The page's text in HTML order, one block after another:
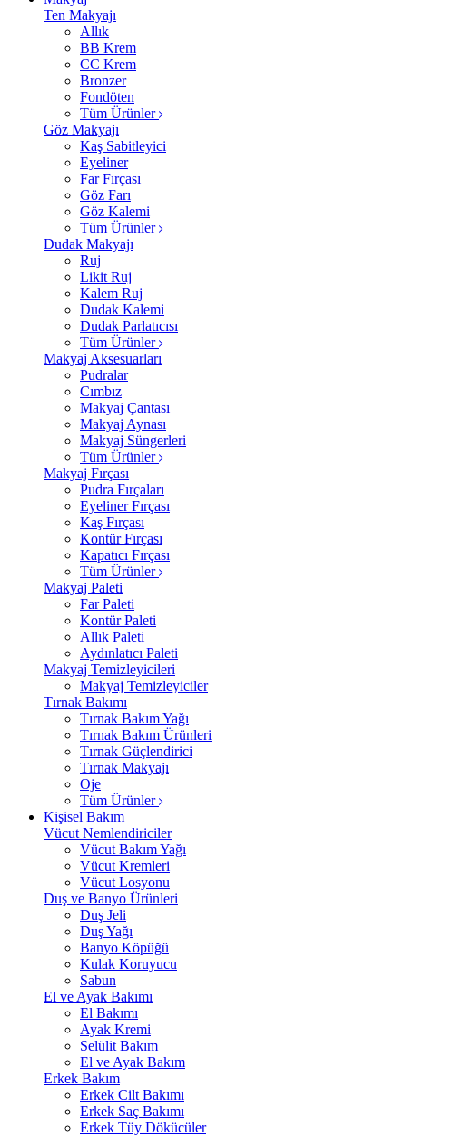
Ten Makyajı
Allık
BB Krem
CC Krem
Bronzer
Fondöten
Tüm Ürünler
Göz Makyajı
Kaş Sabitleyici
Eyeliner
Far Fırçası
Göz Farı
Göz Kalemi
Tüm Ürünler
Dudak Makyajı
Ruj
Likit Ruj
Kalem Ruj
Dudak Kalemi
Dudak Parlatıcısı
Tüm Ürünler
Makyaj Aksesuarları
Pudralar
Cımbız
Makyaj Çantası
Makyaj Aynası
Makyaj Süngerleri
Tüm Ürünler
Makyaj Fırçası
Pudra Fırçaları
Eyeliner Fırçası
Kaş Fırçası
Kontür Fırçası
Kapatıcı Fırçası
Tüm Ürünler
Makyaj Paleti
Far Paleti
Kontür Paleti
Allık Paleti
Aydınlatıcı Paleti
Makyaj Temizleyicileri
Makyaj Temizleyiciler
Tırnak Bakımı
Tırnak Bakım Yağı
Tırnak Bakım Ürünleri
Tırnak Güçlendirici
Tırnak Makyajı
Oje
Tüm Ürünler
Kişisel Bakım
Vücut Nemlendiriciler
Vücut Bakım Yağı
Vücut Kremleri
Vücut Losyonu
Duş ve Banyo Ürünleri
Duş Jeli
Duş Yağı
Banyo Köpüğü
Kulak Koruyucu
Sabun
El ve Ayak Bakımı
El Bakımı
Ayak Kremi
Selülit Bakım
El ve Ayak Bakım
Erkek Bakım
Erkek Cilt Bakımı
Erkek Saç Bakımı
Erkek Tüy Dökücüler